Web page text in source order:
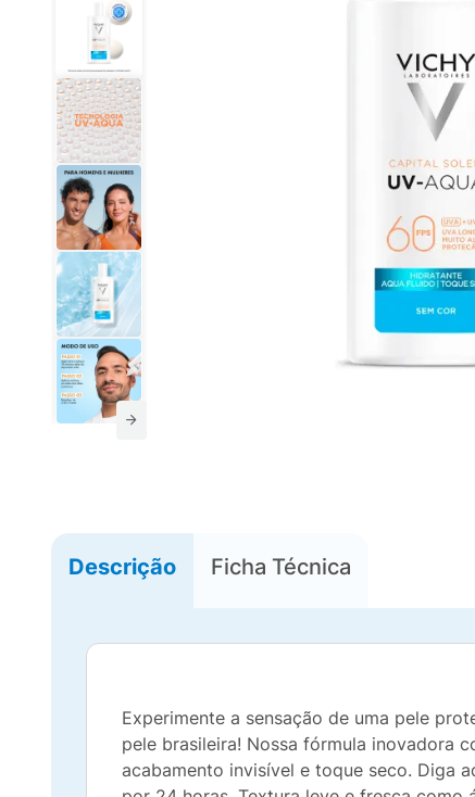
Descrição Ficha Técnica
Experimente a sensação de uma pele
pele brasileira! Nossa fórmula inovadora
acabamento invisível e toque seco. Diga